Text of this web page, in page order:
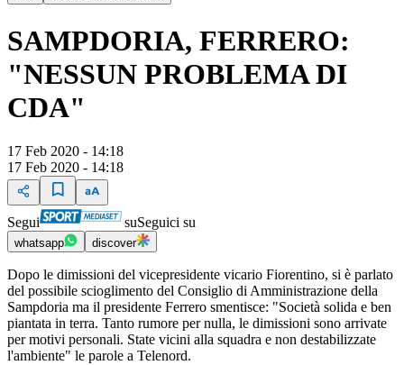
SAMPDORIA, FERRERO:
"NESSUN PROBLEMA DI
CDA"
17 Feb 2020 - 14:18
17 Feb 2020 - 14:18
Segui suSeguici su
whatsapp discover
Dopo le dimissioni del vicepresidente vicario Fiorentino, si è parlato
del possibile scioglimento del Consiglio di Amministrazione della
Sampdoria ma il presidente Ferrero smentisce: "Società solida e ben
piantata in terra. Tanto rumore per nulla, le dimissioni sono arrivate
per motivi personali. State vicini alla squadra e non destabilizzate
l'ambiente" le parole a Telenord.